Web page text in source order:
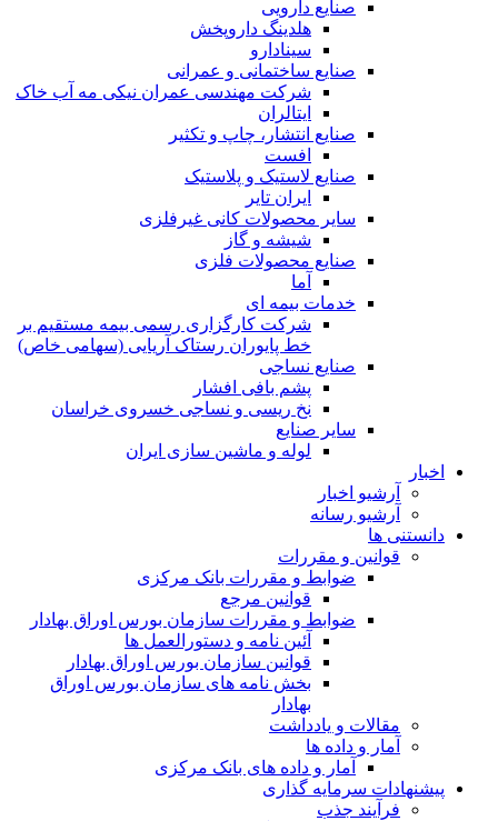
صنایع دارویی
هلدینگ داروپخش
سینادارو
صنایع ساختمانی و عمرانی
شرکت مهندسی عمران نیکی مه آب خاک
ایتالران
صنایع انتشار، چاپ و تکثير
افست
صنایع لاستیک و پلاستیک
ایران تایر
ساير محصولات كانی غيرفلزی
شیشه و گاز
صنایع محصولات فلزی
آما
خدمات بیمه ای
شرکت کارگزاری رسمی بیمه مستقیم بر
خط پایوران رستاک آریایی (سهامی خاص)
صنایع نساجی
پشم بافی افشار
نخ ریسی و نساجی خسروی خراسان
سایر صنایع
لوله و ماشین سازی ایران
اخبار
آرشیو اخبار
آرشیو رسانه
دانستنی ها
قوانین و مقررات
ضوابط و مقررات بانک مرکزی
قوانين مرجع
ضوابط و مقررات سازمان بورس اوراق بهادار
آئین نامه و دستورالعمل ها
قوانین سازمان بورس اوراق بهادار
بخش نامه های سازمان بورس اوراق
بهادار
مقالات و یادداشت
آمار و داده ها
آمار و داده های بانک مرکزی
پیشنهادات سرمایه گذاری
فرآیند جذب